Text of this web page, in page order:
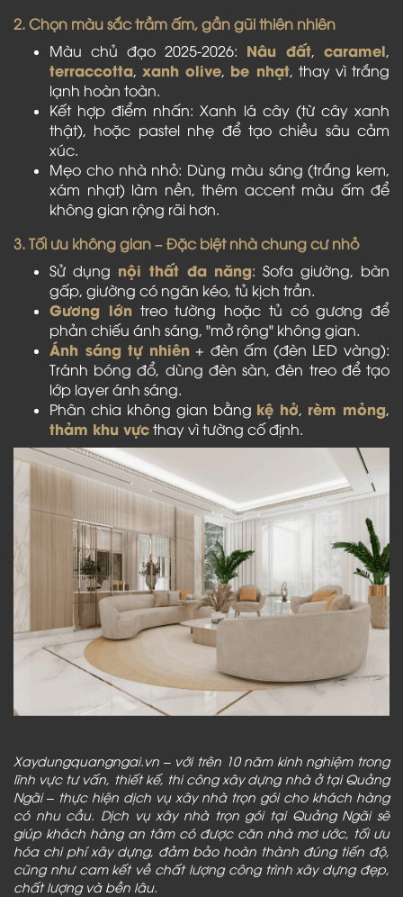
2. Chọn màu sắc trầm ấm, gần gũi thiên nhiên
Màu chủ đạo 2025-2026: Nâu đất, caramel,
terraccotta,xanh olive, be nhạt, thay vì trắng
lạnh hoàn toàn.
Kết hợp điểm nhấn: Xanh lá cây (từ cây xanh
thật), hoặc pastel nhẹ để tạo chiều sâu cảm
xúc.
Mẹo cho nhà nhỏ: Dùng màu sáng (trắng kem,
xám nhạt) làm nền, thêm accent màu ấm để
không gian rộng rãi hơn.
3. Tối ưu không gian – Đặc biệt nhà chung cư nhỏ
Sử dụng nội thất đa năng: Sofa giường, bàn
gấp, giường có ngăn kéo, tủ kịch trần.
Gương lớntreo tường hoặc tủ có gương để
phản chiếu ánh sáng, "mở rộng" không gian.
Ánh sáng tự nhiên+ đèn ấm (đèn LED vàng):
Tránh bóng đổ, dùng đèn sàn, đèn treo để tạo
lớp layer ánh sáng.
Phân chia không gian bằng kệ hở, rèm mỏng,
thảm khu vựcthay vì tường cố định.
Xaydungquangngai.vn – với trên 10 năm kinh nghiệm trong
lĩnh vực tư vấn, thiết kế, thi công xây dựng nhà ở tại Quảng
Ngãi – thực hiện dịch vụ xây nhà trọn gói cho khách hàng
có nhu cầu. Dịch vụ xây nhà trọn gói tại Quảng Ngãi sẽ
giúp khách hàng an tâm có được căn nhà mơ ước, tối ưu
hóa chi phí xây dựng, đảm bảo hoàn thành đúng tiến độ,
cũng như cam kết về chất lượng công trình xây dựng đẹp,
chất lượng và bền lâu.